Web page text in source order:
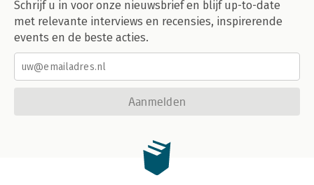
Schrijf u in voor onze nieuwsbrief en blijf up-to-date
met relevante interviews en recensies, inspirerende
events en de beste acties.
Aanmelden